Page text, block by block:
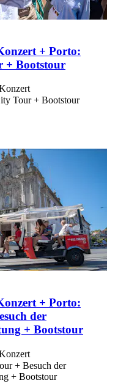
+ Porto:
+ Bootstour
Tour + Bootstour
+ Porto:
der
+ Bootstour
+ Besuch der
+ Bootstour